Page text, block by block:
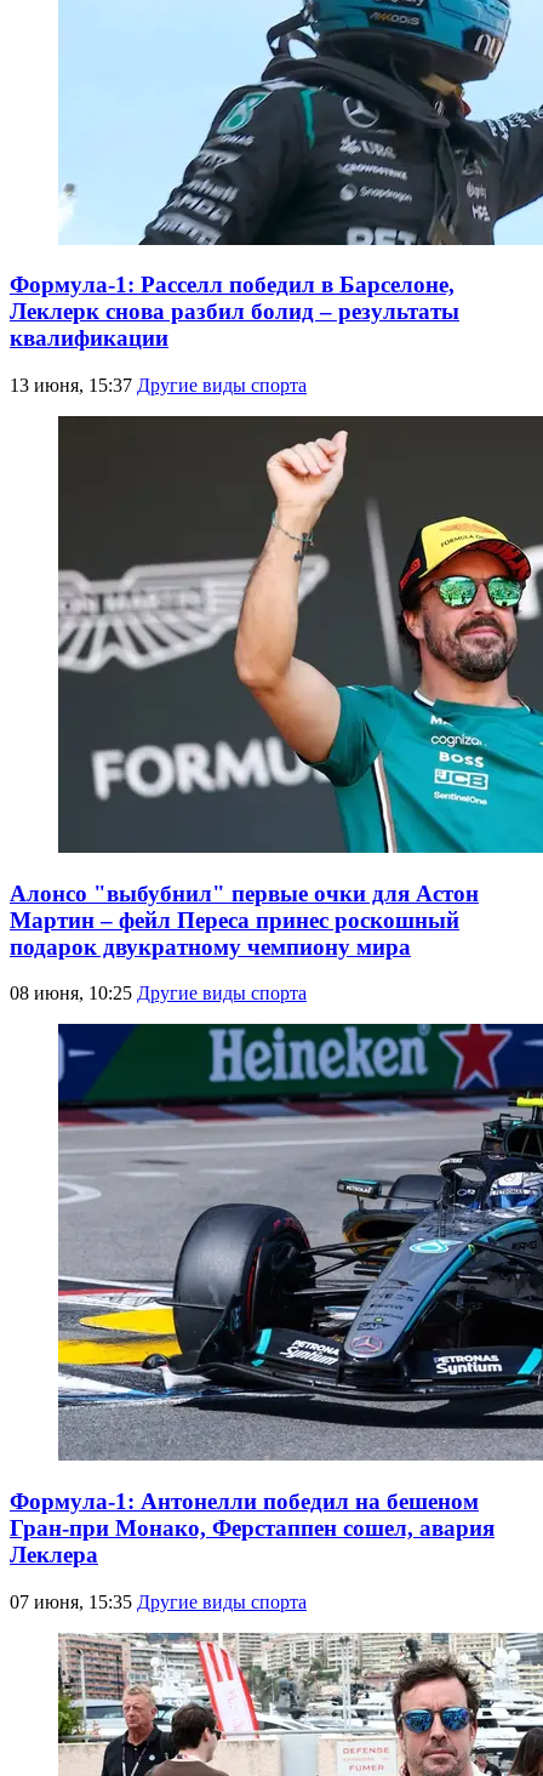
Формула-1: Расселл победил в Барселоне,
Леклерк снова разбил болид – результаты
квалификации
13 июня, 15:37 Другие виды спорта
Алонсо "выбубнил" первые очки для Астон
Мартин – фейл Переса принес роскошный
подарок двукратному чемпиону мира
08 июня, 10:25 Другие виды спорта
Формула-1: Антонелли победил на бешеном
Гран-при Монако, Ферстаппен сошел, авария
Леклера
07 июня, 15:35 Другие виды спорта